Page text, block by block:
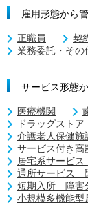
雇用形態から
正職員 契
業務委託・その
サービス形態
医療機関
ドラッグストア
介護老人保健施
サービス付き高
居宅系サービ
通所サービス
短期入所 障害
小規模多機能型